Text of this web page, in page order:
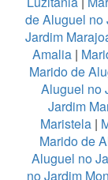
de Aluguel no
Jardim
Amalia|
Marido de
Aluguel no
Jardim
Maristela |
Marido de
Aluguel no
no Jardim